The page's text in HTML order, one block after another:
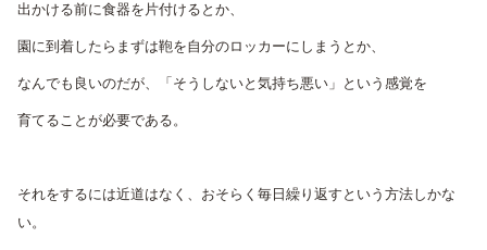
出かける前に食器を片付けるとか、
園に到着したらまずは鞄を自分のロッカーにしまうとか、
なんでも良いのだが、「そうしないと気持ち悪い」という感覚を
育てることが必要である。
それをするには近道はなく、おそらく毎日繰り返すという方法しかな
い。